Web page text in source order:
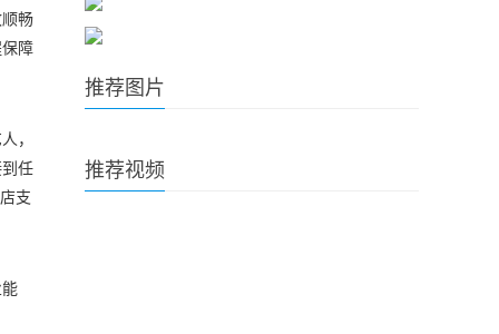
畅
障
，
任
支
推荐图片
推荐视频